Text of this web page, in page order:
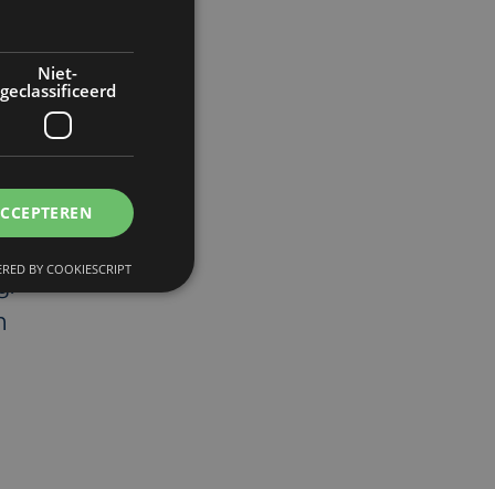
Niet-
geclassificeerd
BY COOKIESCRIPT